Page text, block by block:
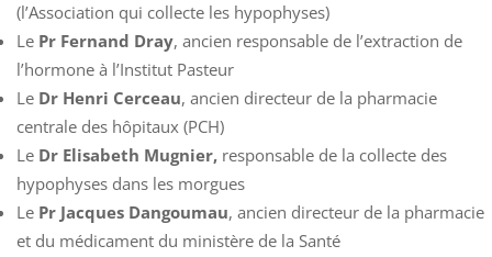
(l’Association qui collecte les hypophyses)
Le Pr Fernand Dray, ancien responsable de l’extraction de
l’hormone à l’Institut Pasteur
Le Dr Henri Cerceau, ancien directeur de la pharmacie
centrale des hôpitaux (PCH)
Le Dr Elisabeth Mugnier, responsable de la collecte des
hypophyses dans les morgues
Le Pr Jacques Dangoumau, ancien directeur de la pharmacie
et du médicament du ministère de la Santé